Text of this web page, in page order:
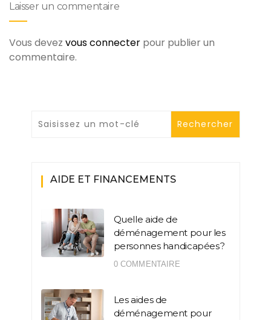
Laisser un commentaire
Vous devez vous connecter pour publier un
commentaire.
AIDE ET FINANCEMENTS
Quelle aide de
déménagement pour les
personnes handicapées ?
0 COMMENTAIRE
Les aides de
déménagement pour